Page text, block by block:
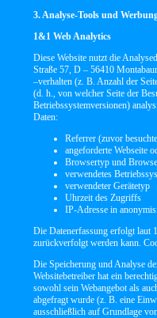
3. Analyse-Tools und
1&1 Web Analytics
Diese Website nutzt die
Straße 57, D – 56410
–verhalten (z. B. Anzahl der
(d. h., von welcher Seite der
Betriebssystemversionen)
Daten:
Referrer (zuvor
angeforderte Webseite
Browsertyp und
verwendetes
verwendeter Gerätetyp
Uhrzeit des Zugriffs
IP-Adresse in
Die Datenerfassung erfolgt laut
zurückverfolgt werden kann.
Die Speicherung und Analyse
Websitebetreiber hat ein
sowohl sein Webangebot als
abgefragt wurde (z. B. eine
ausschließlich auf Grundlage